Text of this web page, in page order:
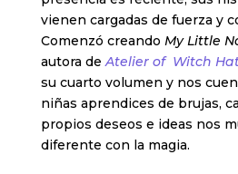
vienen cargadas de fuerza y
Comenzó creando My Little
autora deAtelier of Witch
su cuarto volumen y nos
niñas aprendices de brujas,
propios deseos e ideas nos
diferente con la magia.